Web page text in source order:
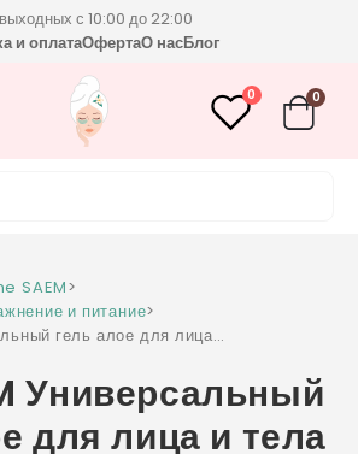
с 10:00 до 22:00
и оплатаОфертаО насБлог
0 0
SAEM>
и питание>
гель алое для лица и
Универсальный
для лица и тела